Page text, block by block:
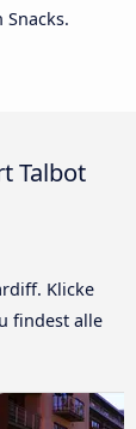
Talbot
Klicke
findest alle